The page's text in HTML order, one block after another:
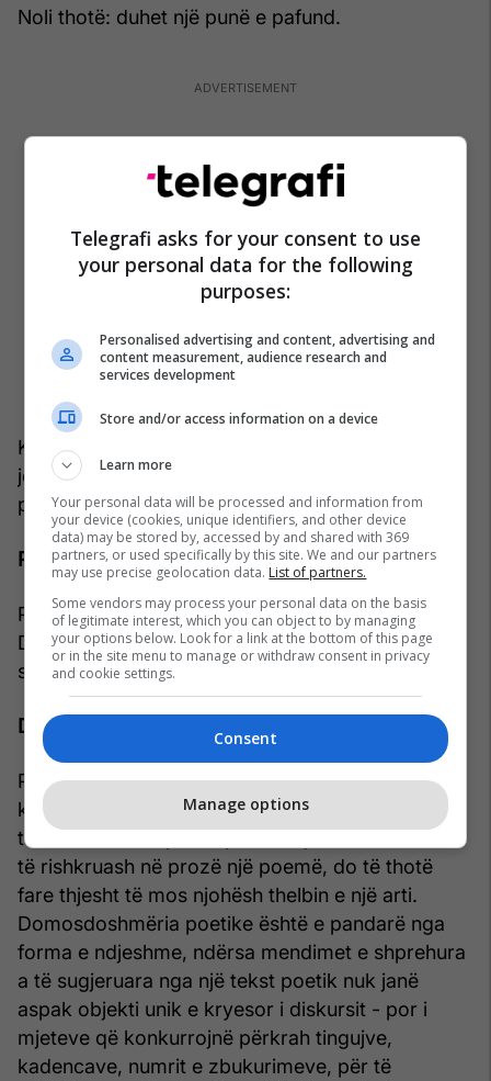
Noli thotë: duhet një punë e pafund.
Kujtojmë se nga ky përkthim dalin krijimet më
jetëgjata, të cilat arrijnë të bëjnë pjesë në
prodhimin letrar të shqipes.
Përcaktim:
Përkthimi në prozë - gjithashtu ka disa dobësi.
Dobësia më e theksuar është humbja e bukurisë
së origjinalit.
Diskutim:
Paul Valery shprehet se sa më shumë është një
krijim në përputhje me Poezinë, aq më pak mund
të mendohet në prozë pa humbje. Të rimarrësh,
të rishkruash në prozë një poemë, do të thotë
fare thjesht të mos njohësh thelbin e një arti.
Domosdoshmëria poetike është e pandarë nga
forma e ndjeshme, ndërsa mendimet e shprehura
a të sugjeruara nga një tekst poetik nuk janë
aspak objekti unik e kryesor i diskursit - por i
mjeteve që konkurrojnë përkrah tingujve,
kadencave, numrit e zbukurimeve, për të
Telegrafi asks for your consent to use
your personal data for the following
purposes:
Personalised advertising and content, advertising and
content measurement, audience research and
services development
Store and/or access information on a device
Learn more
Your personal data will be processed and information from
your device (cookies, unique identifiers, and other device
data) may be stored by, accessed by and shared with 369
partners, or used specifically by this site. We and our partners
may use precise geolocation data. List of partners.
Some vendors may process your personal data on the basis
of legitimate interest, which you can object to by managing
your options below. Look for a link at the bottom of this page
or in the site menu to manage or withdraw consent in privacy
and cookie settings.
Consent
Manage options